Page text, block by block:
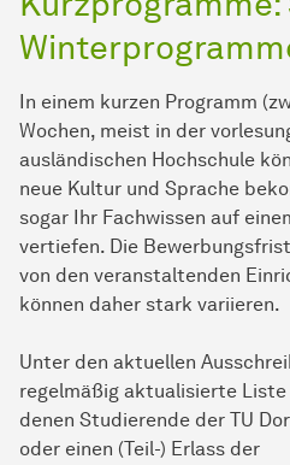
In einem kurzen Programm
Wochen, meist in der
ausländischen Hochschule
neue Kultur und Sprache
sogar Ihr Fachwissen auf
vertiefen. Die
von den veranstaltenden
können daher stark variieren.
Unter den aktuellen
regelmäßig aktualisierte Liste
denen Studierende der TU
oder einen (Teil-) Erlass der